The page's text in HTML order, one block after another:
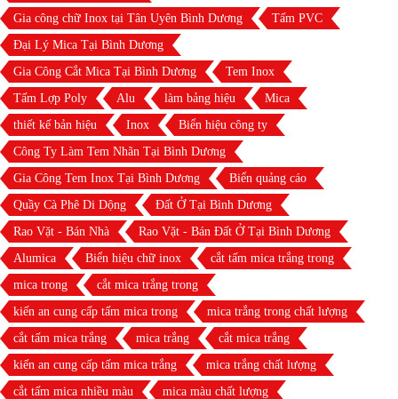
Gia công chữ Inox tại Tân Uyên Bình Dương
Tấm PVC
Đại Lý Mica Tại Bình Dương
Gia Công Cắt Mica Tại Bình Dương
Tem Inox
Tấm Lợp Poly
Alu làm bảng hiệu
Mica
thiết kế bản hiệu
Inox
Biển hiệu công ty
Công Ty Làm Tem Nhãn Tại Bình Dương
Gia Công Tem Inox Tại Bình Dương
Biển quảng cáo
Quầy Cà Phê Di Dộng
Đất Ở Tại Bình Dương
Rao Vặt - Bán Nhà
Rao Vặt - Bán Đất Ở Tại Bình Dương
Alumica
Biển hiệu chữ inox
cắt tấm mica trắng trong
mica trong
cắt mica trắng trong
kiến an cung cấp tấm mica trong
mica trắng trong chất lượng
cắt tấm mica trắng
mica trắng
cắt mica trắng
kiến an cung cấp tấm mica trắng
mica trắng chất lượng
cắt tấm mica nhiều màu
mica màu chất lượng